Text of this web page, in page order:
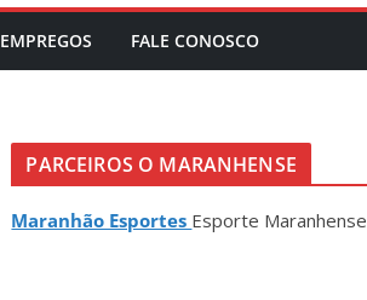
EMPREGOS FALE CONOSCO
PARCEIROS O MARANHENSE
Maranhão Esportes Esporte Maranhense